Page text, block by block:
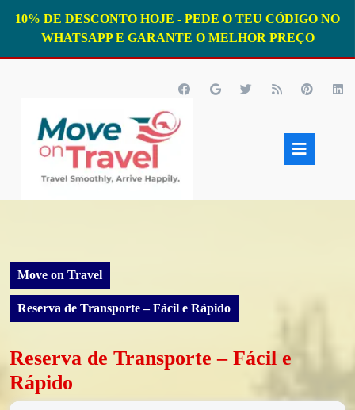
10% DE DESCONTO HOJE - PEDE O TEU CÓDIGO NO
WHATSAPP E GARANTE O MELHOR PREÇO
Move on Travel
Reserva de Transporte – Fácil e Rápido
Reserva de Transporte – Fácil e
Rápido